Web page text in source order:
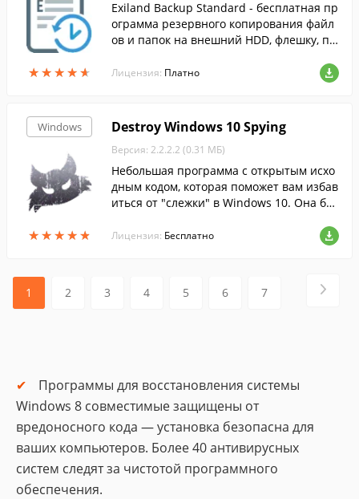
★★★★★
★★★★★
Exiland Backup Standard - бесплатная пр
ограмма резервного копирования файл
ов и папок на внешний HDD, флешку, по
Лицензия: Платно
Windows
★★★★★
★★★★★
Destroy Windows 10 Spying
Версия: 2.2.2.2 (0.31 МБ)
Небольшая программа с открытым исхо
дным кодом, которая поможет вам избав
иться от "слежки" в Windows 10. Она бы
ры телеметрии, отвечающие за отслежи
Лицензия: Бесплатно
1 2 3 4 5 6 7
Программы для восстановления системы
Windows 8 совместимые защищены от
вредоносного кода — установка безопасна для
ваших компьютеров. Более 40 антивирусных
систем следят за чистотой программного
обеспечения.